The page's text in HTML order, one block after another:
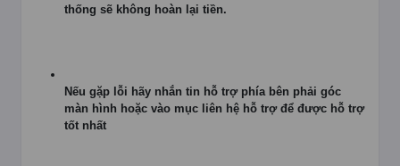
thống sẽ không hoàn lại tiền.
Nếu gặp lỗi hãy nhắn tin hỗ trợ phía bên phải góc
màn hình hoặc vào mục liên hệ hỗ trợ để được hỗ trợ
tốt nhất